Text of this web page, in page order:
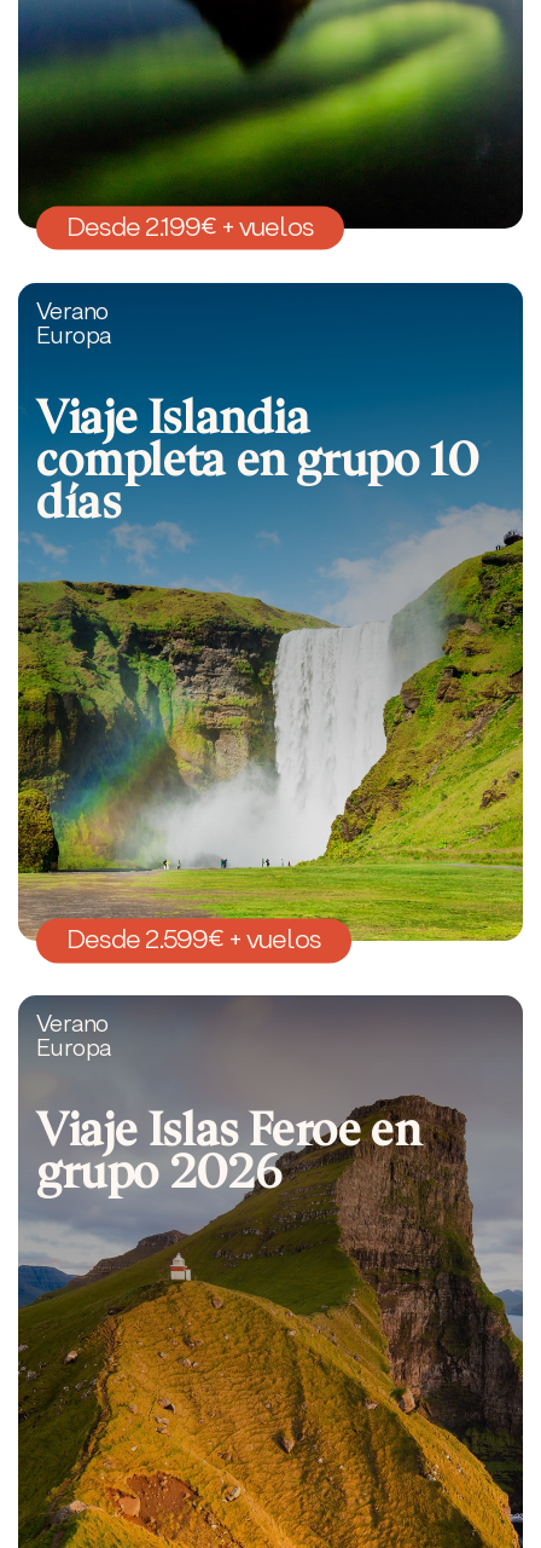
Desde 2.199€ + vuelos
Verano
Europa
Viaje Islandia
completa en grupo 10
días
Desde 2.599€ + vuelos
Verano
Europa
Viaje Islas Feroe en
grupo 2026